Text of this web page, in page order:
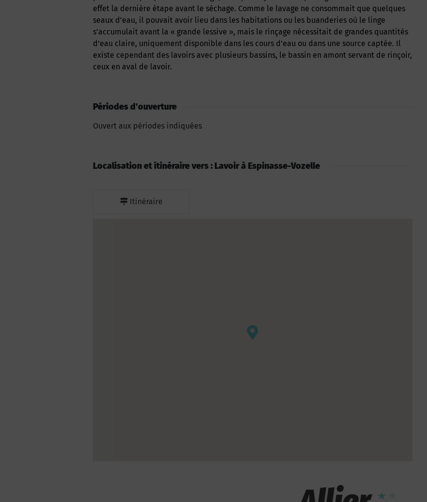
effet la dernière étape avant le séchage. Comme le lavage ne consommait que quelques
seaux d’eau, il pouvait avoir lieu dans les habitations ou les buanderies où le linge
s’accumulait avant la « grande lessive », mais le rinçage nécessitait de grandes quantités
d’eau claire, uniquement disponible dans les cours d’eau ou dans une source captée. Il
existe cependant des lavoirs avec plusieurs bassins, le bassin en amont servant de rinçoir,
ceux en aval de lavoir.
Périodes d'ouverture
Ouvert aux périodes indiquées
Localisation et itinéraire vers : Lavoir à Espinasse-Vozelle
Itinéraire